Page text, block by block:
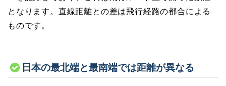
となります。直線距離との差は飛行経路の都合による
ものです。
日本の最北端と最南端では距離が異なる